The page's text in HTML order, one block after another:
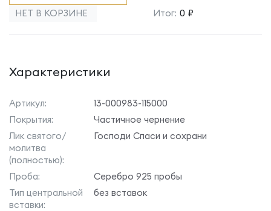
НЕТ В КОРЗИНЕ Итог: 0 ₽
Характеристики
Артикул:
13-000983-115000
Покрытия:
Частичное чернение
Лик святого/
молитва
(полностью):
Господи Спаси и сохрани
Проба:
Серебро 925 пробы
Тип центральной
вставки:
без вставок